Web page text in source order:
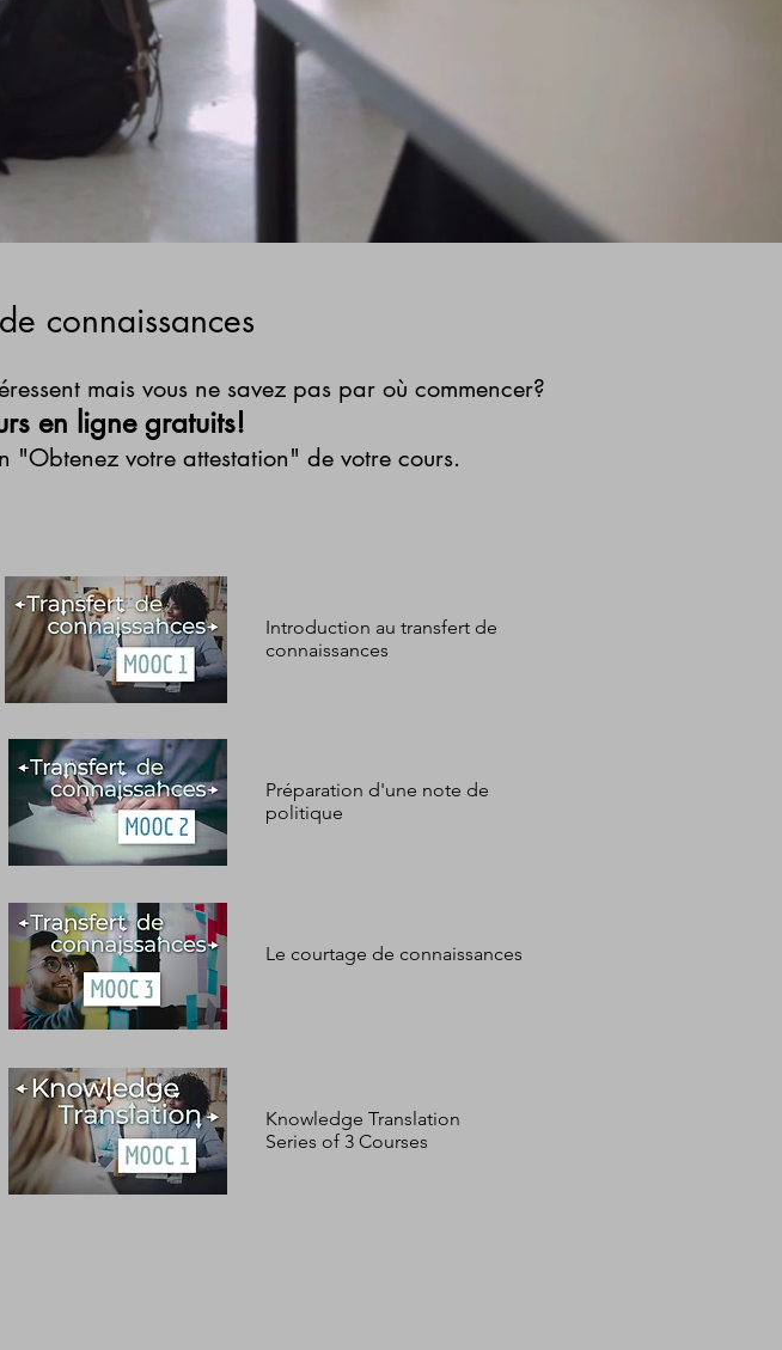
connaissances
mais vous ne savez pas par où commencer?
en ligne gratuits!
"Obtenez votre attestation" de votre cours.
Introduction au transfert de
connaissances
Préparation d'une note de
politique
Le courtage de connaissances
Knowledge Translation
Series of 3 Courses